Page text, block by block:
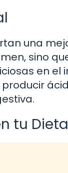
una
sino
en el
tu Dieta